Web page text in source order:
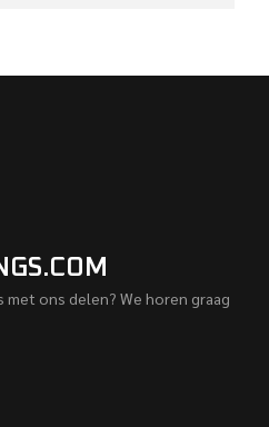
met ons delen? We horen graag